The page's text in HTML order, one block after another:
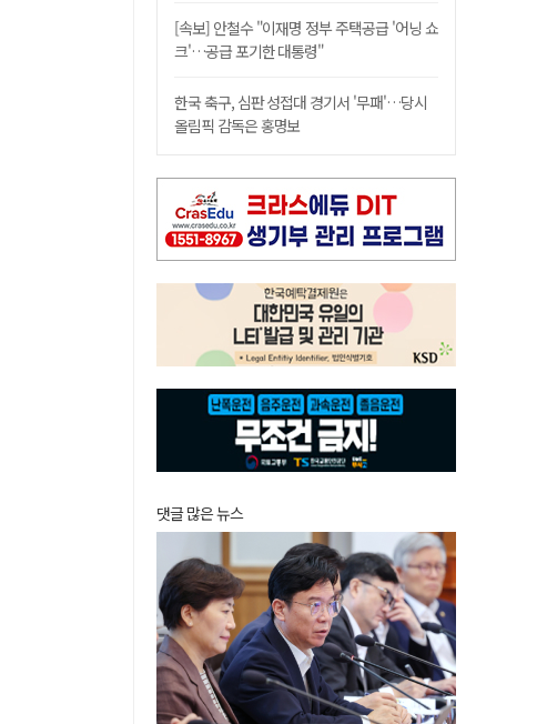
[속보] 안철수 "이재명 정부 주택공급 '어닝 쇼
크'…공급 포기한 대통령"
한국 축구, 심판 성접대 경기서 '무패'…당시
올림픽 감독은 홍명보
댓글 많은 뉴스